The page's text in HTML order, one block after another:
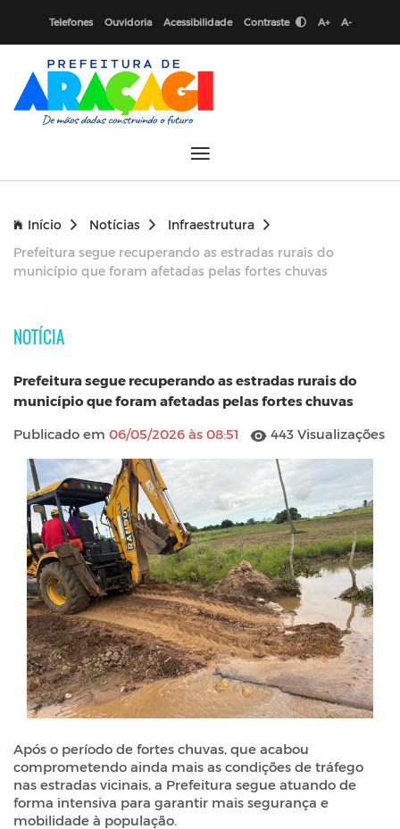
Telefones Ouvidoria Acessibilidade Contraste A+ A-
Início Notícias
Infraestrutura
Prefeitura segue recuperando as estradas rurais do
município que foram afetadas pelas fortes chuvas
NOTÍCIA
Prefeitura segue recuperando as estradas rurais do
município que foram afetadas pelas fortes chuvas
Publicado em 06/05/2026 às 08:51 443 Visualizações
Após o período de fortes chuvas, que acabou
comprometendo ainda mais as condições de tráfego
nas estradas vicinais, a Prefeitura segue atuando de
forma intensiva para garantir mais segurança e
mobilidade à população.